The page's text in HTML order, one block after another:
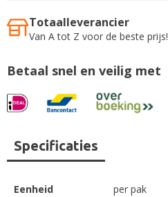
Totaalleverancier
Van A tot Z voor de beste prijs!
Betaal snel en veilig met
Specificaties
Eenheid per pak